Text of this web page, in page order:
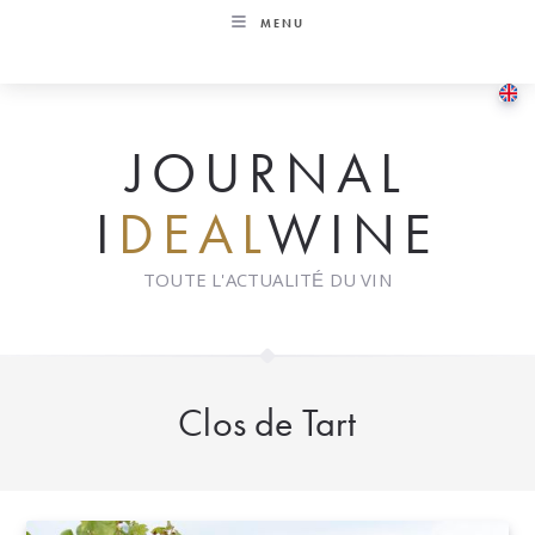
MENU
JOURNAL
I DEALWINE
TOUTE L'ACTUALITÉ DU VIN
Clos de Tart